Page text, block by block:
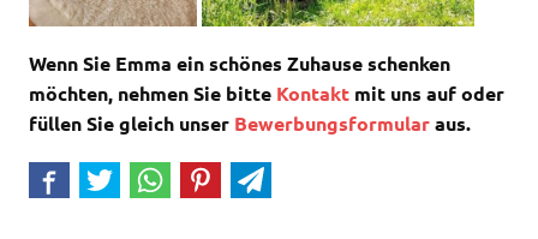
Wenn Sie Emma ein schönes Zuhause schenken
möchten, nehmen Sie bitte Kontakt mit uns auf oder
füllen Sie gleich unser Bewerbungsformularaus.